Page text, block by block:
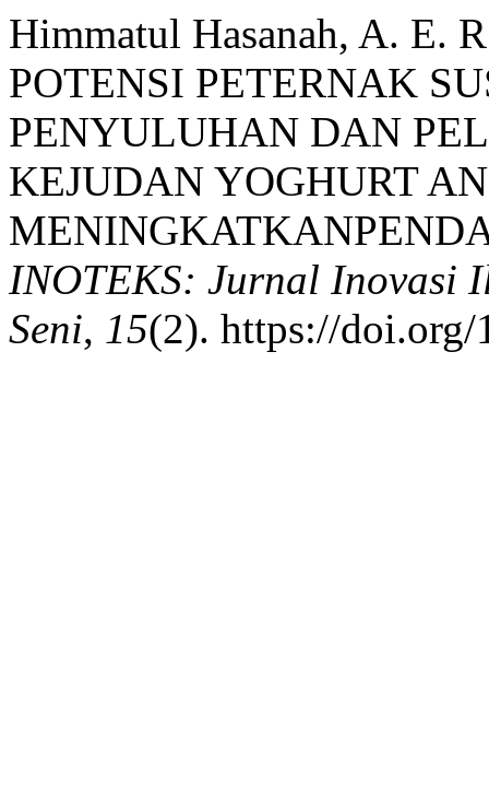
Himmatul Hasanah, A. E.
POTENSI PETERNAK
PENYULUHAN DAN
KEJUDAN YOGHURT
INOTEKS: Jurnal Inovasi
Seni, 15(2). https://